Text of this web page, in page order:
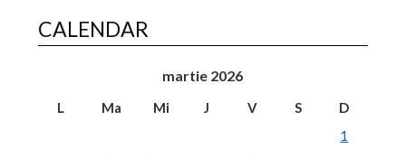
CALENDAR
martie 2026
L Ma Mi J V S
D
1